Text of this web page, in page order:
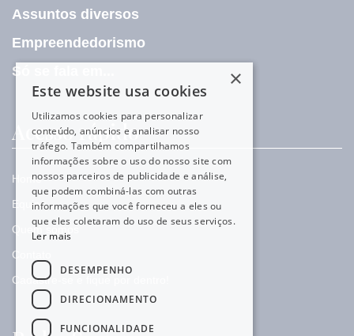
Assuntos diversos
Empreendedorismo
Só se fala em...
Acesso rápido
Home
Equipe
Quem somos
Contato
Cadastre-se e fique por dentro!
×
Este website usa cookies
Utilizamos cookies para personalizar
conteúdo, anúncios e analisar nosso
tráfego. Também compartilhamos
informações sobre o uso do nosso site com
nossos parceiros de publicidade e análise,
que podem combiná-las com outras
informações que você forneceu a eles ou
que eles coletaram do uso de seus serviços.
Ler mais
DESEMPENHO
DIRECIONAMENTO
FUNCIONALIDADE